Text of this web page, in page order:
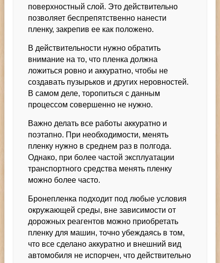
поверхностный слой. Это действительно
позволяет беспрепятственно нанести
пленку, закрепив ее как положено.
В действительности нужно обратить
внимание на то, что пленка должна
ложиться ровно и аккуратно, чтобы не
создавать пузырьков и других неровностей.
В самом деле, торопиться с данным
процессом совершенно не нужно.
Важно делать все работы аккуратно и
поэтапно. При необходимости, менять
пленку нужно в среднем раз в полгода.
Однако, при более частой эксплуатации
транспортного средства менять пленку
можно более часто.
Бронепленка подходит под любые условия
окружающей среды, вне зависимости от
дорожных реагентов можно приобретать
пленку для машин, точно убеждаясь в том,
что все сделано аккуратно и внешний вид
автомобиля не испорчен, что действительно